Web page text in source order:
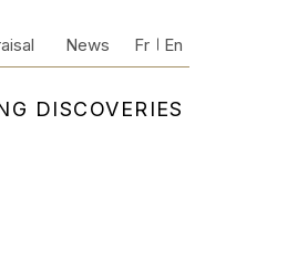
DISCOVERIES
News Fr En